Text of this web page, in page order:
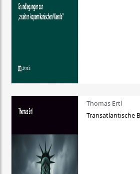
Thomas Ertl
Transatlantische